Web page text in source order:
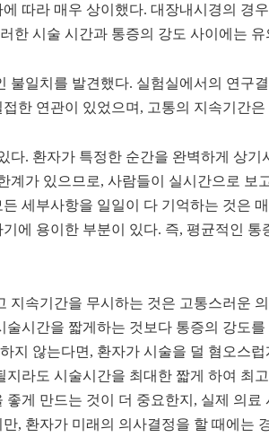
따라 매우 상이했다. 대장내시경의 경
한 시술 시간과 통증의 강도 사이에는
불일치를 발견했다. 실험실에서의 연구
한 연관이 있었으며 , 고통의 지속기간
다. 환자가 특정한 순간을 완벽하게 상
계가 있으므로, 사람들이 실시간으로 보
든 세부사항을 일일이 다 기억하는 것은
에 용이한 부분이 있다. 즉, 평균적인 통
지속기간을 무시하는 것은 고통스러운
술시간을 짧게하는 것보다 통증의 강도
지 않는다면, 환자가 시술을 덜 혐오스
라도 시술시간을 최대한 짧게 하여 최
게 만드는 것이 더 중요한지 , 실제 의료
만, 환자가 미래의 의사결정을 할 때에는